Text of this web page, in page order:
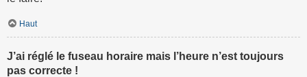
Haut
J’ai réglé le fuseau horaire mais l’heure n’est toujours
pas correcte !